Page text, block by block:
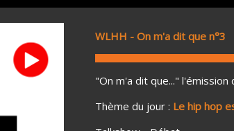
WLHH - On m'a dit que n°3
"On m'a dit que..." l'émission
Thème du jour : Le hip hop